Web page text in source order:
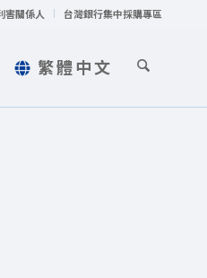
害關係人 台灣銀行集中採購專區
繁體中文